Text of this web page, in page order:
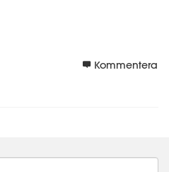
Kommentera